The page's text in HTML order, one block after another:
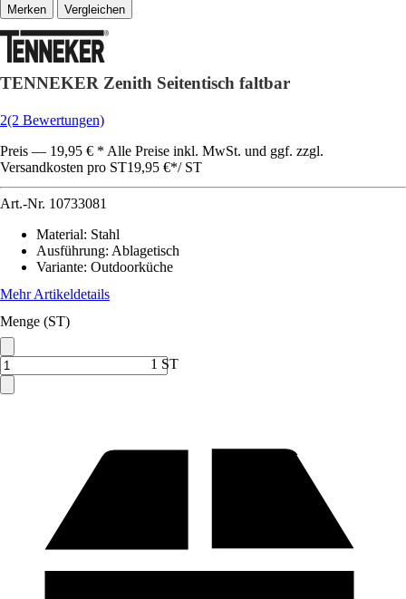
Vergleichen
TENNEKER Zenith Seitentisch faltbar
2(2 Bewertungen)
Preis — 19,95 € * Alle Preise inkl. MwSt. und ggf. zzgl.
Versandkosten pro ST19,95 €*/ ST
Art.-Nr. 10733081
Material: Stahl
Ausführung: Ablagetisch
Variante: Outdoorküche
Mehr Artikeldetails
Menge (ST)
1 ST